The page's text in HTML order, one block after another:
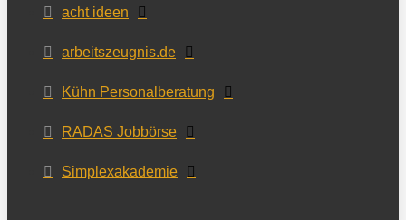
acht ideen
arbeitszeugnis.de
Kühn Personalberatung
RADAS Jobbörse
Simplexakademie